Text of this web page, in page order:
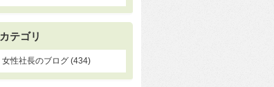
カテゴリ
女性社長のブログ (434)